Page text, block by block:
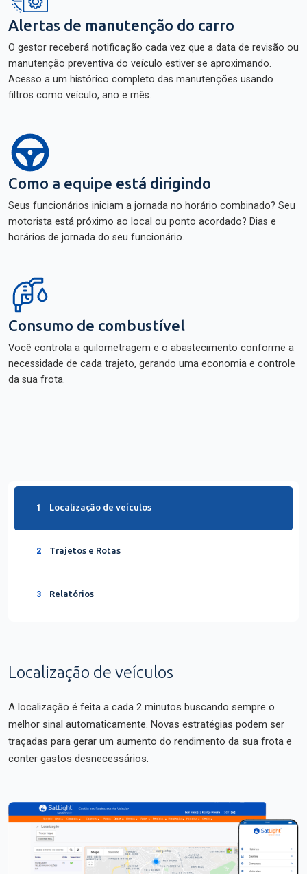
Alertas de manutenção do carro
O gestor receberá notificação cada vez que a data de revisão ou
manutenção preventiva do veículo estiver se aproximando.
Acesso a um histórico completo das manutenções usando
filtros como veículo, ano e mês.
Como a equipe está dirigindo
Seus funcionários iniciam a jornada no horário combinado? Seu
motorista está próximo ao local ou ponto acordado? Dias e
horários de jornada do seu funcionário.
Consumo de combustível
Você controla a quilometragem e o abastecimento conforme a
necessidade de cada trajeto, gerando uma economia e controle
da sua frota.
1 Localização de veículos
2 Trajetos e Rotas
3 Relatórios
Localização de veículos
A localização é feita a cada 2 minutos buscando sempre o
melhor sinal automaticamente. Novas estratégias podem ser
traçadas para gerar um aumento do rendimento da sua frota e
conter gastos desnecessários.